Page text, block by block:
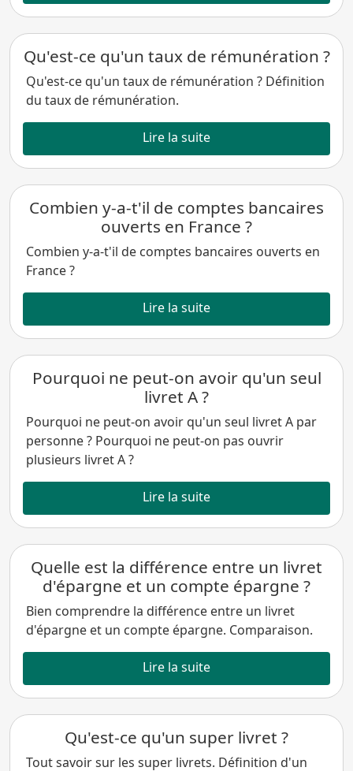
Qu'est-ce qu'un taux de rémunération ?
Qu'est-ce qu'un taux de rémunération ? Définition
du taux de rémunération.
Lire la suite
Combien y-a-t'il de comptes bancaires
ouverts en France ?
Combien y-a-t'il de comptes bancaires ouverts en
France ?
Lire la suite
Pourquoi ne peut-on avoir qu'un seul
livret A ?
Pourquoi ne peut-on avoir qu'un seul livret A par
personne ? Pourquoi ne peut-on pas ouvrir
plusieurs livret A ?
Lire la suite
Quelle est la différence entre un livret
d'épargne et un compte épargne ?
Bien comprendre la différence entre un livret
d'épargne et un compte épargne. Comparaison.
Lire la suite
Qu'est-ce qu'un super livret ?
Tout savoir sur les super livrets. Définition d'un